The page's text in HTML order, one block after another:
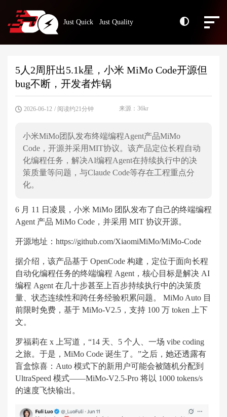
Just Quick Just Quality
5人2周肝出5.1k星，小米 MiMo Code开源但
bug不断，开发者炸锅
2026-06-12 / 阅读约21分钟 来源：36kr
小米MiMo团队发布终端编程Agent产品MiMo
Code，开源并采用MIT协议。该产品定位长程自动
化编程任务，解决AI编程Agent在持续执行中的决
策质量等问题，与Claude Code等存在工程重点分
化。
6 月 11 日凌晨，小米 MiMo 团队发布了自己的终端编程
Agent 产品 MiMo Code，并采用 MIT 协议开源。
开源地址：https://github.com/XiaomiMiMo/MiMo-Code
据介绍，该产品基于 OpenCode 构建，定位于面向长程
自动化编程任务的终端编程 Agent，核心目标是解决 AI
编程 Agent 在几十步甚至上百步持续执行中的决策质
量、状态连续性和跨任务经验积累问题。 MiMo Auto 目
前限时免费，基于 MiMo-V2.5，支持 100 万 token 上下
文。
罗福莉在 x 上写道，“14 天、5 个人、一场 vibe coding
之旅。于是，MiMo Code 诞生了。”之后，她还透露有
盲盒惊喜：Auto 模式下的新用户可能会被随机分配到
UltraSpeed 模式——MiMo-V2.5-Pro 将以 1000 tokens/s
的速度飞快输出。